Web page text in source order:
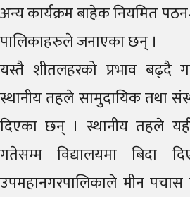
अन्य कार्यक्रम बाहेक नियमित
पालिकाहरुले जनाएका छन् ।
यस्तै शीतलहरको प्रभाव बढ्दै
स्थानीय तहले सामुदायिक तथा
दिएका छन् । स्थानीय तहले
गतेसम्म विद्यालयमा बिदा
उपमहानगरपालिकाले मीन पचास